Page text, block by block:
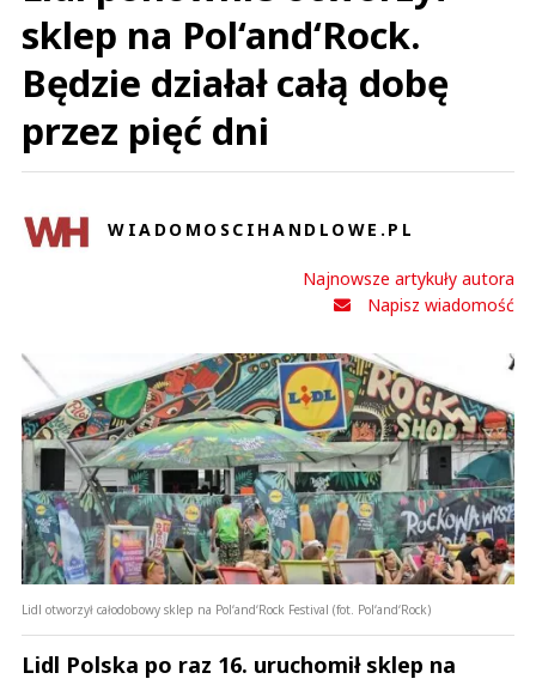
sklep na Pol‘and‘Rock.
Będzie działał całą dobę
przez pięć dni
WIADOMOSCIHANDLOWE.PL
Najnowsze artykuły autora
Napisz wiadomość
Lidl otworzył całodobowy sklep na Pol‘and‘Rock Festival (fot. Pol‘and‘Rock)
Lidl Polska po raz 16. uruchomił sklep na